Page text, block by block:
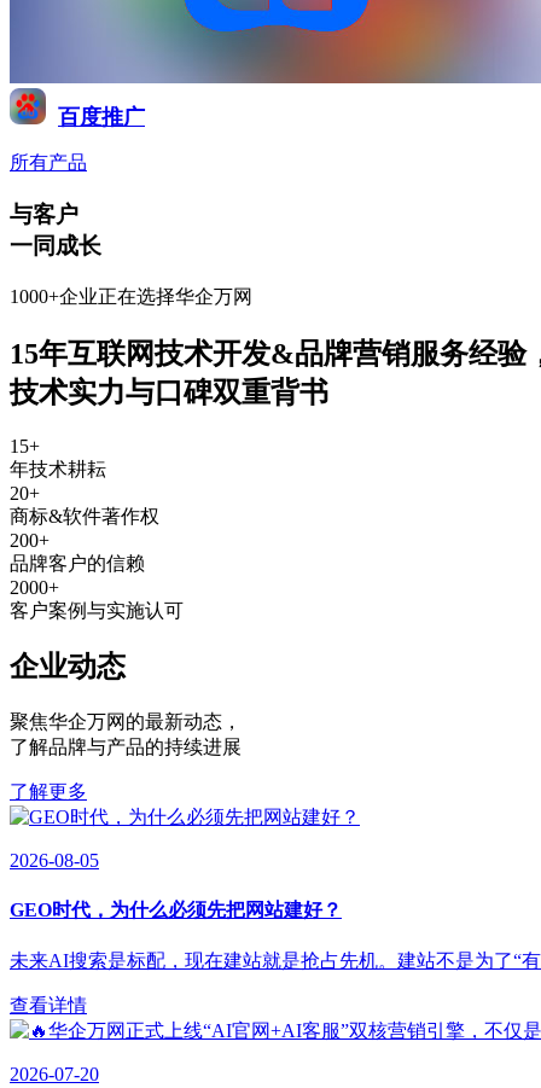
百度推广
所有产品
与客户
一同成长
1000+企业正在选择华企万网
15年互联网技术开发&品牌营销服务经验
技术实力与口碑双重背书
15+
年技术耕耘
20+
商标&软件著作权
200+
品牌客户的信赖
2000+
客户案例与实施认可
企业动态
聚焦华企万网的最新动态 ，
了解品牌与产品的持续进展
了解更多
2026-08-05
GEO时代，为什么必须先把网站建好？
未来AI搜索是标配，现在建站就是抢占先机。建站不是为了“
查看详情
2026-07-20